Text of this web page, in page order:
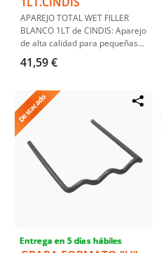
APAREJO TOTAL WET FILLER
BLANCO 1LT de CINDIS: Aparejo
de alta calidad para pequeñas
reparaciones, de fácil aplicación
sin necesidad de lijar ni esperar
41,59 €
Destacado
Entrega en 5 días hábiles